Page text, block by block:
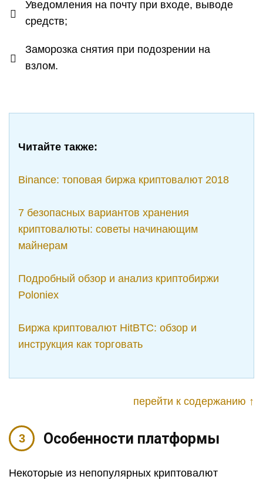
Уведомления на почту при входе, выводе
средств;
Заморозка снятия при подозрении на
взлом.
Читайте также:
Binance: топовая биржа криптовалют 2018
7 безопасных вариантов хранения
криптовалюты: советы начинающим
майнерам
Подробный обзор и анализ криптобиржи
Poloniex
Биржа криптовалют HitBTС: обзор и
инструкция как торговать
перейти к содержанию ↑
Особенности платформы
Некоторые из непопулярных криптовалют